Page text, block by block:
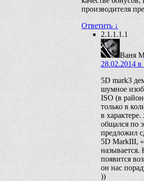
производителя
Ответить ↓
2.1.1.1.1
Ваня
28.02.2014 в
5D mark3
шумное
ISO (в
только в
в
общался по
предложил
5D MarkIII,
называется.
появится
он нас
))